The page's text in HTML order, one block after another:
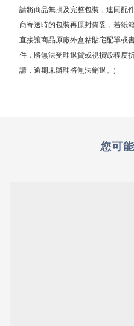
請將商品無損及完整包裝，連同配
商寄送時的包裝再原封備妥，若紙
直接讓商品原廠外盒粘貼宅配單或
件，將無法受理退貨或視損毀程度
請，逾期未辦理將無法銷退。)
您可